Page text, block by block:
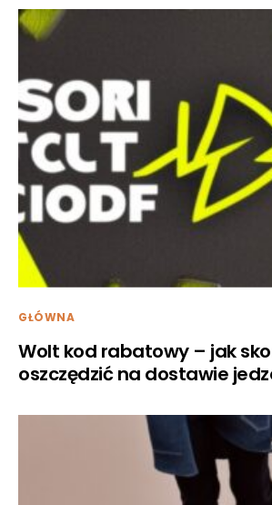
GŁÓWNA
Wolt kod rabatowy – jak
oszczędzić na dostawie